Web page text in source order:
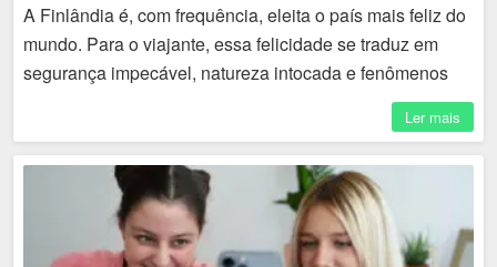
A Finlândia é, com frequência, eleita o país mais feliz do
mundo. Para o viajante, essa felicidade se traduz em
segurança impecável, natureza intocada e fenômenos
Ler mais